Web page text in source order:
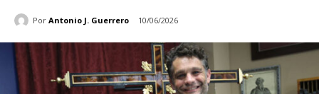
Por Antonio J. Guerrero 10/06/2026